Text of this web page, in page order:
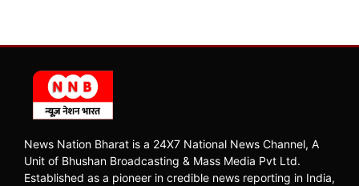
News Nation Bharat is a 24X7 National News Channel, A
Unit of Bhushan Broadcasting & Mass Media Pvt Ltd.
Established as a pioneer in credible news reporting in India,